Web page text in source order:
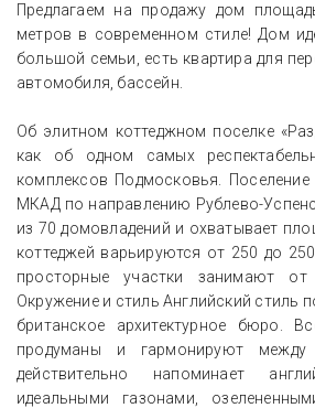
Предлагаем на продажу дом
метров в современном стиле! Дом
большой семьи, есть квартира для
автомобиля, бассейн.
Об элитном коттеджном поселке
как об одном самых
комплексов Подмосковья.
МКАД по направлению Рублево-
из 70 домовладений и охватывает
коттеджей варьируются от 250 до
просторные участки занимают
Окружение и стиль Английский стиль
британское архитектурное бюро.
продуманы и гармонируют между
действительно напоминает
идеальными газонами,